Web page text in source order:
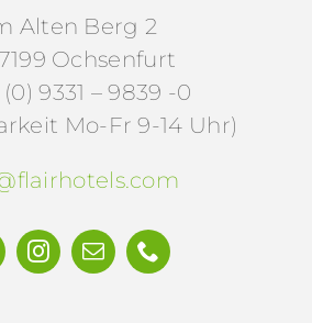
Alten Berg 2
Ochsenfurt
9331 – 9839 -0
Mo-Fr 9-14 Uhr)